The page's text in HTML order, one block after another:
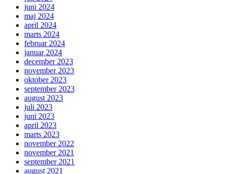
juni 2024
maj 2024
april 2024
marts 2024
februar 2024
januar 2024
december 2023
november 2023
oktober 2023
september 2023
august 2023
juli 2023
juni 2023
april 2023
marts 2023
november 2022
november 2021
september 2021
august 2021